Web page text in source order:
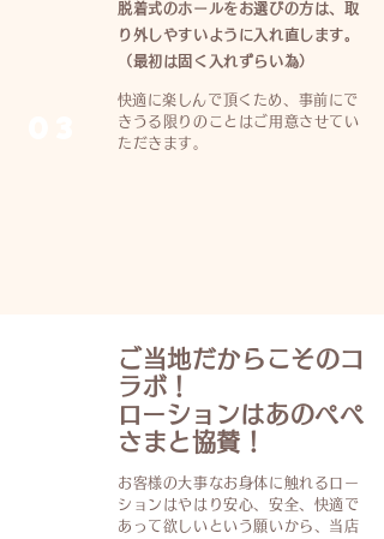
脱着式のホールをお選びの方は、取
り外しやすいように 入れ直します。
（最初は固く入れずらい為）
​快適に楽しんで頂くため、事前にで
きうる限りのことはご用意させてい
ただきます。
ご当地だからこそのコ
ラボ！
​ローションはあのぺぺ
さまと協賛！
お客様の大事なお身体に触れるロー
ションはやはり安心、安全、快適で
あって欲しいという願いから、当店